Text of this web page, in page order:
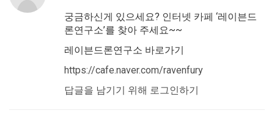
궁금하신게 있으세요? 인터넷 카페 ‘레이븐드
론연구소’를 찾아 주세요~~
레이븐드론연구소 바로가기
https://cafe.naver.com/ravenfury
답글을 남기기 위해 로그인하기